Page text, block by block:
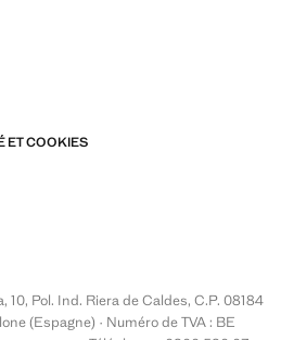
ET COOKIES
10, Pol. Ind. Riera de Caldes, C.P. 08184
(Espagne) · Numéro de TVA : BE